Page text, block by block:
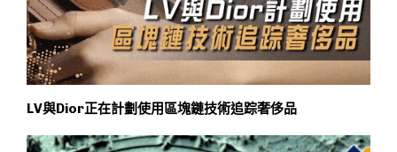
LV與Dior正在計劃使用區塊鏈技術追踪奢侈品